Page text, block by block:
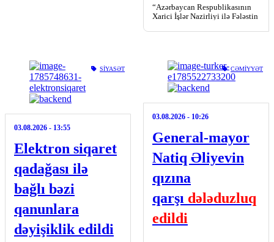
“Azərbaycan Respublikasının
Xarici İşlər Nazirliyi ilə Fələstin
arasında Fələstin Dövlətinin
göstərilməsi […]
SIYASƏT
03.08.2026 - 13:55
Elektron siqaret
qadağası ilə
bağlı bəzi
qanunlara
dəyişiklik edildi
CƏMIYYƏT
03.08.2026 - 10:26
General-mayor
Natiq Əliyevin
qızına
qarşı dələduzluq
edildi